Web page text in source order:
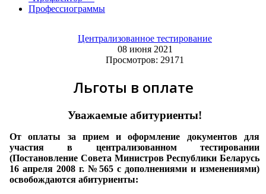
Профессиограммы
Централизованное тестирование
08 июня 2021
Просмотров: 29171
Льготы в оплате
Уважаемые абитуриенты!
От оплаты за прием и оформление документов для
участия в централизованном тестировании
(Постановление Совета Министров Республики Беларусь
16 апреля 2008 г. №565 с дополнениями и изменениями)
освобождаются абитуриенты: